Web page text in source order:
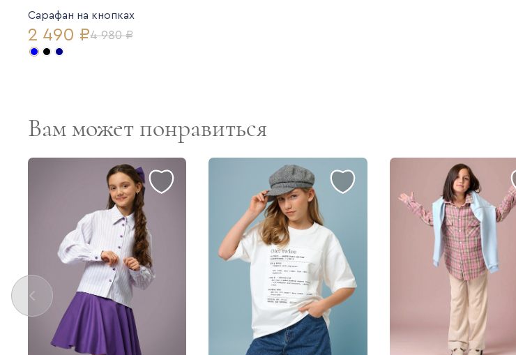
Сарафан на кнопках
2 490 ₽4 980 ₽
Вам может понравиться